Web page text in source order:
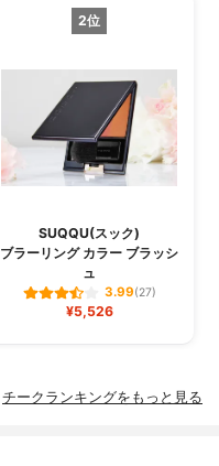
2位
SUQQU(スック)
ブラーリング カラー ブラッシ
ュ
3.99(27)
¥5,526
チークランキングをもっと見る